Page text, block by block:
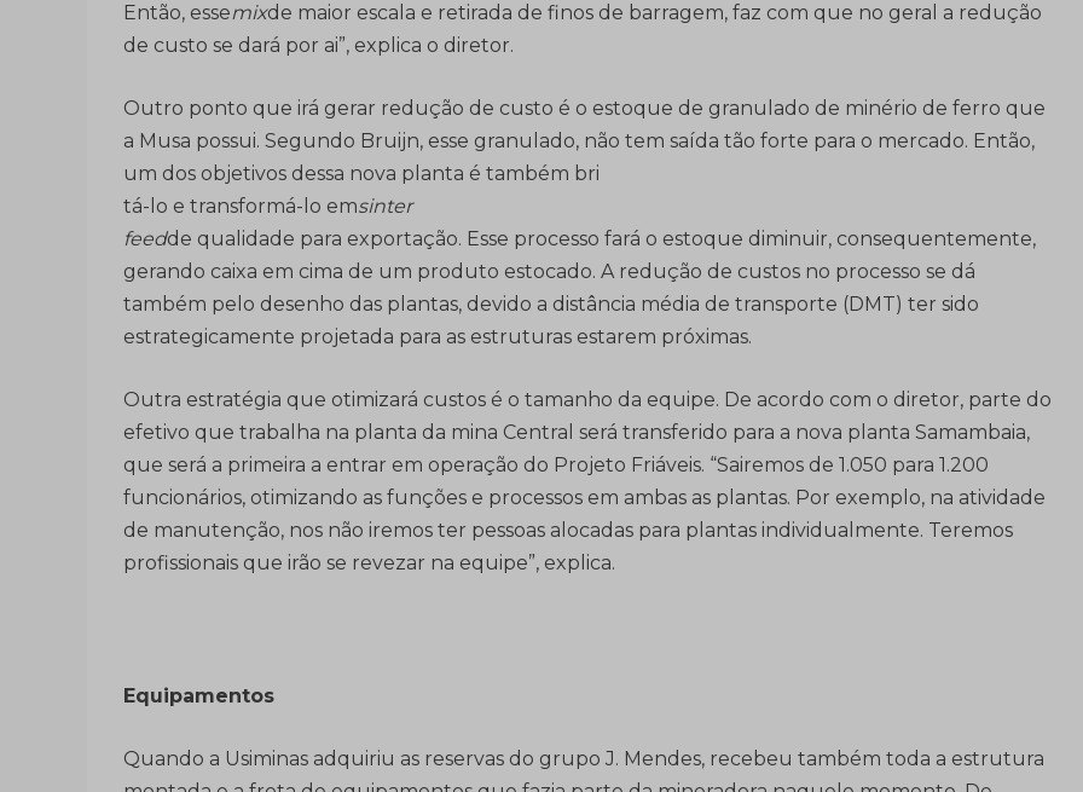
Então, essemixde maior escala e retirada de finos de barragem, faz com que no geral a redução
de custo se dará por ai”, explica o diretor.
Outro ponto que irá gerar redução de custo é o estoque de granulado de minério de ferro que
a Musa possui. Segundo Bruijn, esse granulado, não tem saída tão forte para o mercado. Então,
um dos objetivos dessa nova planta é também bri
tá-lo e transformá-lo emsinter
feedde qualidade para exportação. Esse processo fará o estoque diminuir, consequentemente,
gerando caixa em cima de um produto estocado. A redução de custos no processo se dá
também pelo desenho das plantas, devido a distância média de transporte (DMT) ter sido
estrategicamente projetada para as estruturas estarem próximas.
Outra estratégia que otimizará custos é o tamanho da equipe. De acordo com o diretor, parte do
efetivo que trabalha na planta da mina Central será transferido para a nova planta Samambaia,
que será a primeira a entrar em operação do Projeto Friáveis. “Sairemos de 1.050 para 1.200
funcionários, otimizando as funções e processos em ambas as plantas. Por exemplo, na atividade
de manutenção, nos não iremos ter pessoas alocadas para plantas individualmente. Teremos
profissionais que irão se revezar na equipe”, explica.
Equipamentos
Quando a Usiminas adquiriu as reservas do grupo J. Mendes, recebeu também toda a estrutura